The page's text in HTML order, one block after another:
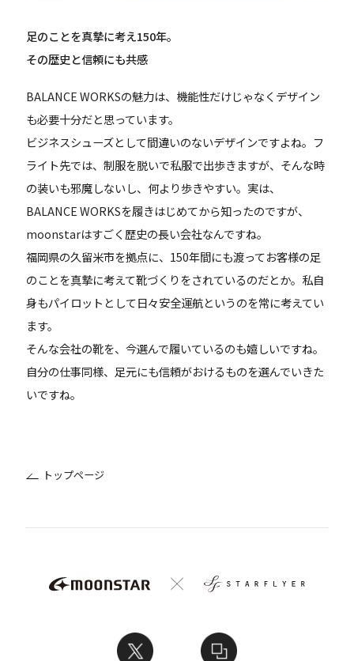
足のことを真摯に考え150年。
その歴史と信頼にも共感
BALANCE WORKSの魅力は、機能性だけじゃなくデザイン
も必要十分だと思っています。
ビジネスシューズとして間違いのないデザインですよね。フ
ライト先では、制服を脱いで私服で出歩きますが、そんな時
の装いも邪魔しないし、何より歩きやすい。実は、
BALANCE WORKSを履きはじめてから知ったのですが、
moonstarはすごく歴史の長い会社なんですね。
福岡県の久留米市を拠点に、150年間にも渡ってお客様の足
のことを真摯に考えて靴づくりをされているのだとか。私自
身もパイロットとして日々安全運航というのを常に考えてい
ます。
そんな会社の靴を、今選んで履いているのも嬉しいですね。
自分の仕事同様、足元にも信頼がおけるものを選んでいきた
いですね。
トップページ